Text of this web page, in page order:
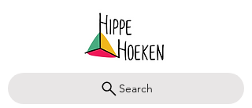
Search